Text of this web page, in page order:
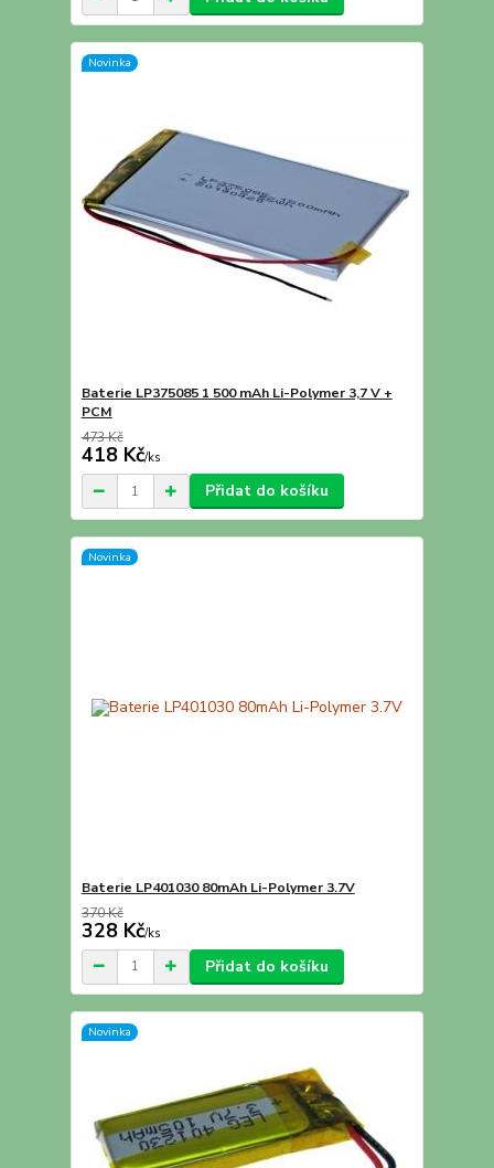
Novinka
Baterie LP375085 1 500 mAh Li-Polymer 3,7 V +
PCM
473 Kč
418 Kč/ks
Přidat do košíku
Novinka
Baterie LP401030 80mAh Li-Polymer 3.7V
370 Kč
328 Kč/ks
Přidat do košíku
Novinka